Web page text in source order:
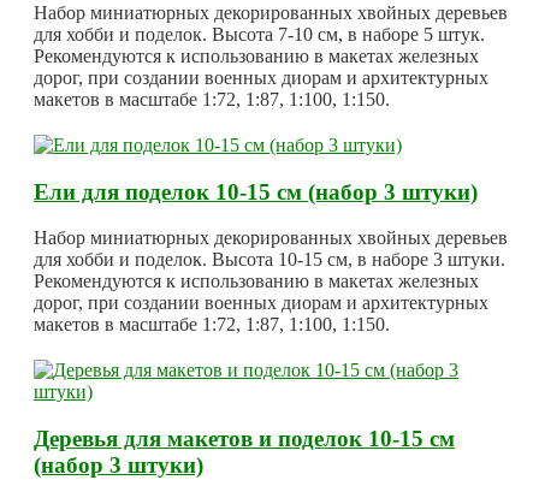
Набор миниатюрных декорированных хвойных деревьев
для хобби и поделок. Высота 7-10 см, в наборе 5 штук.
Рекомендуются к использованию в макетах железных
дорог, при создании военных диорам и архитектурных
макетов в масштабе 1:72, 1:87, 1:100, 1:150.
Ели для поделок 10-15 см (набор 3 штуки)
Набор миниатюрных декорированных хвойных деревьев
для хобби и поделок. Высота 10-15 см, в наборе 3 штуки.
Рекомендуются к использованию в макетах железных
дорог, при создании военных диорам и архитектурных
макетов в масштабе 1:72, 1:87, 1:100, 1:150.
Деревья для макетов и поделок 10-15 см
(набор 3 штуки)